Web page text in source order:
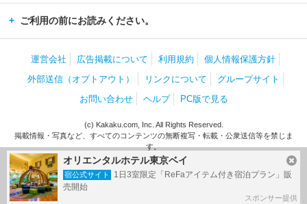
オリエンタルホテル東京ベイ
宿公式サイト
1日3室限定「ReFaアイテム付き宿泊プラン」販
売開始
スポンサー提供
ご利用の前にお読みください。
運営会社 広告掲載について 利用規約
個人情報保護方針
外部送信（オプトアウト）
リンクについて
グループサイト
お問い合わせ
ヘルプ PC版で見る
(c) Kakaku.com, Inc. All Rights Reserved.
掲載情報・写真など、すべてのコンテンツの無断複写・転載・公衆送信等を禁じま
す。